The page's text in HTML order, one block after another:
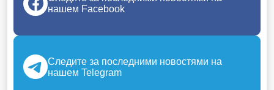
нашем Facebook
Следите за последними новостями на
нашем Telegram